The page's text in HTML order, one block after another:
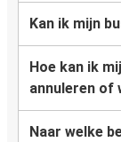
Kan ik mijn
Hoe kan ik
annuleren of
Naar welke